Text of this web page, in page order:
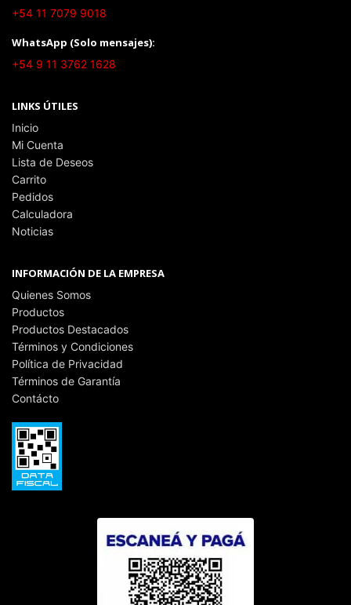
+54 11 7079 9018
WhatsApp (Solo mensajes):
+54 9 11 3762 1628
LINKS ÚTILES
Inicio
Mi Cuenta
Lista de Deseos
Carrito
Pedidos
Calculadora
Noticias
INFORMACIÓN DE LA EMPRESA
Quienes Somos
Productos
Productos Destacados
Términos y Condiciones
Política de Privacidad
Términos de Garantía
Contácto